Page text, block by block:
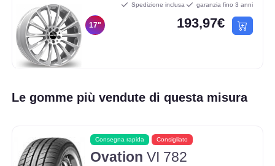
17"
Spedizione inclusa garanzia fino 3 anni
193,97€
Le gomme più vendute di questa misura
Consegna rapida Consigliato
Ovation VI 782